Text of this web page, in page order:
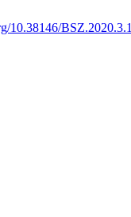
10.38146/BSZ.2020.3.1